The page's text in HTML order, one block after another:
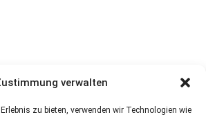
verwalten
zu bieten, verwenden wir Technologien wie